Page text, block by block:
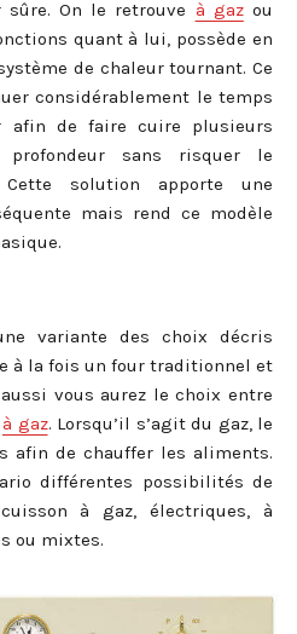
On le retrouve à gazou
quant à lui, possède en
de chaleur tournant. Ce
considérablement le temps
afin de faire cuire plusieurs
sans risquer le
solution apporte une
mais rend ce modèle
variante des choix décris
à la fois un four traditionnel et
vous aurez le choix entre
à gaz. Lorsqu’il s’agit du gaz, le
afin de chauffer les aliments.
différentes possibilités de
à gaz, électriques, à
ou mixtes.